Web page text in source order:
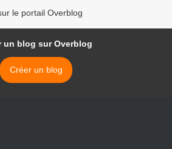
le portail Overblog
un blog sur Overblog
Créer un blog